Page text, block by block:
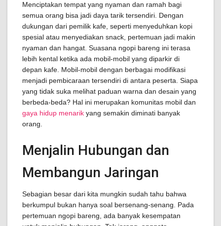
Menciptakan tempat yang nyaman dan ramah bagi
semua orang bisa jadi daya tarik tersendiri. Dengan
dukungan dari pemilik kafe, seperti menyeduhkan kopi
spesial atau menyediakan snack, pertemuan jadi makin
nyaman dan hangat. Suasana ngopi bareng ini terasa
lebih kental ketika ada mobil-mobil yang diparkir di
depan kafe. Mobil-mobil dengan berbagai modifikasi
menjadi pembicaraan tersendiri di antara peserta. Siapa
yang tidak suka melihat paduan warna dan desain yang
berbeda-beda? Hal ini merupakan komunitas mobil dan
gaya hidup menarik yang semakin diminati banyak
orang.
Menjalin Hubungan dan
Membangun Jaringan
Sebagian besar dari kita mungkin sudah tahu bahwa
berkumpul bukan hanya soal bersenang-senang. Pada
pertemuan ngopi bareng, ada banyak kesempatan